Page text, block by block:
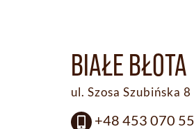
BIAŁE BŁOTA
ul. Szosa Szubińska
+48 453 070